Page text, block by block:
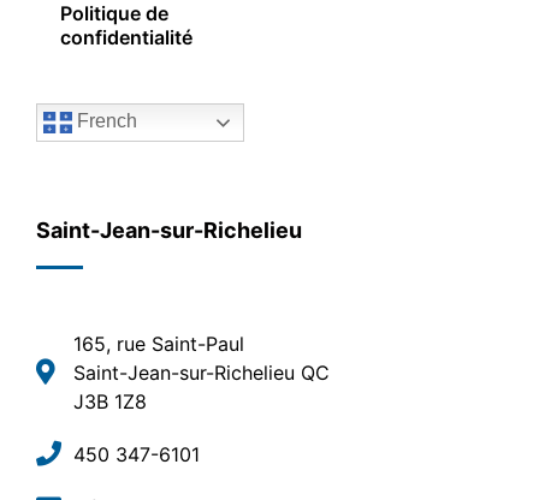
Politique de
confidentialité
French
Saint-Jean-sur-Richelieu
165, rue Saint-Paul
Saint-Jean-sur-Richelieu QC
J3B 1Z8
450 347-6101